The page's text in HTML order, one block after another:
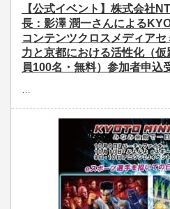
【公式イベント】株式会社
長：影澤 潤一さんによる
コンテンツクロスメディア
力と京都における活性化（
員100名・無料）参加者申込
…